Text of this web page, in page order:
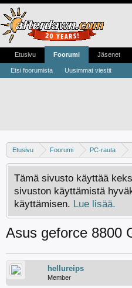
Etusivu Foorumi
PC-rauta
Näytönohjaimet - Apua, kokemuksia
Tämä sivusto käyttää
sivuston käyttämistä
käyttämisen. Lue lisää.
Asus geforce 8800
hellureips
Member
Etusivu Foorumi
Etsi foorumista Uusimmat viestit
Jäsenet